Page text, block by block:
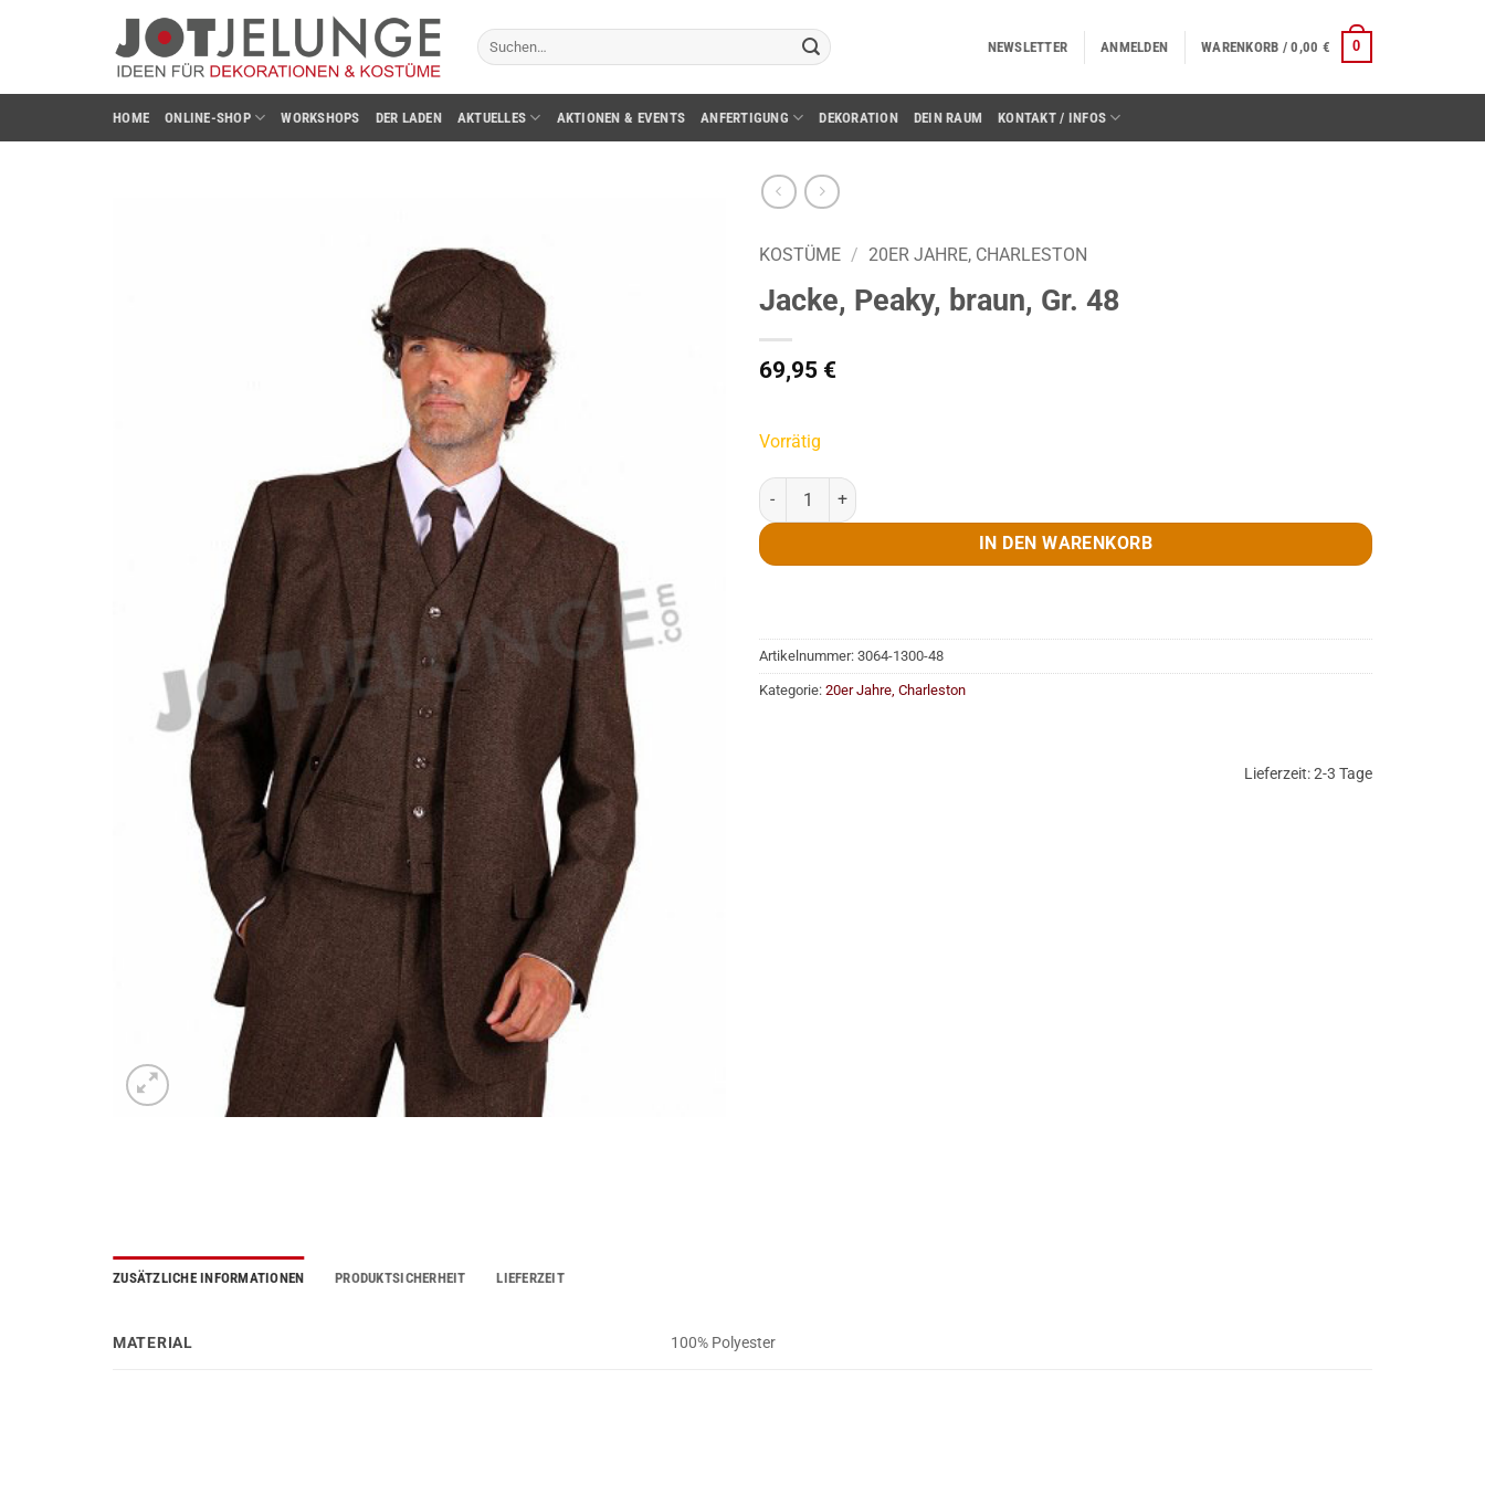
Suchen
nach:
NEWSLETTER ANMELDEN WARENKORB /0,00 € 0
HOME ONLINE-SHOP WORKSHOPS DER LADEN AKTUELLES AKTIONEN & EVENTS ANFERTIGUNG DEKORATION DEIN RAUM KONTAKT / INFOS
KOSTÜME / 20ER JAHRE, CHARLESTON
Jacke, Peaky, braun, Gr. 48
69,95 €
Vorrätig
Jacke, Peaky, braun, Gr. 48 Menge
IN DEN WARENKORB
Artikelnummer: 3064-1300-48
Kategorie: 20er Jahre, Charleston
Lieferzeit:2-3 Tage
ZUSÄTZLICHE INFORMATIONEN PRODUKTSICHERHEIT LIEFERZEIT
MATERIAL 100% Polyester